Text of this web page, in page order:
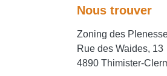
Nous trouver
Zoning des
Rue des Waides, 13
4890 Thimister-